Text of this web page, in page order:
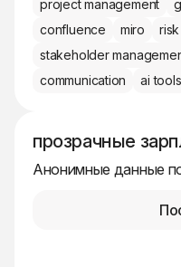
project management
confluence
miro
stakeholder
communication
ai tools
прозрачные
Анонимные данные